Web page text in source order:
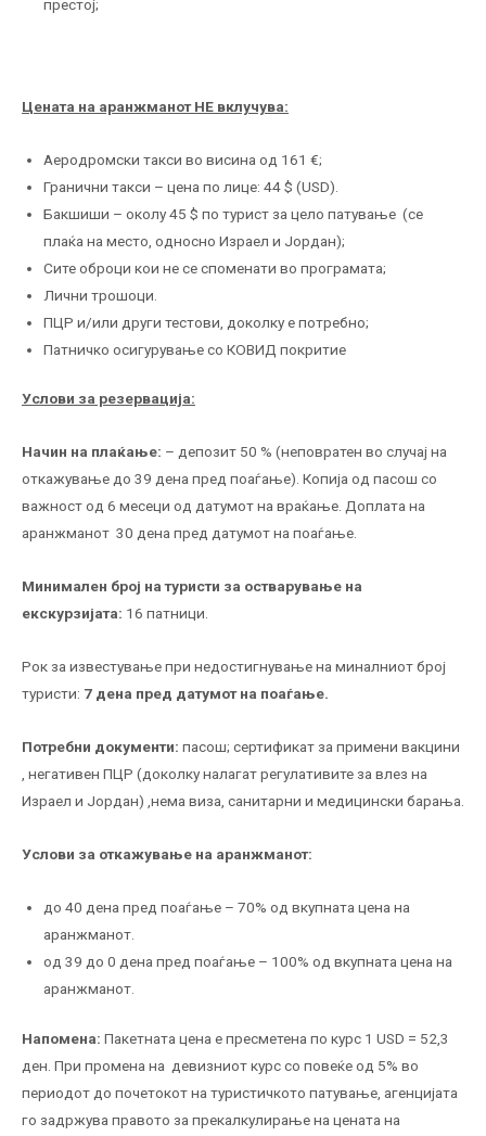
престој;
Цената на аранжманот НЕ вклучува:
Аеродромски такси во висина од 161 €;
Гранични такси – цена по лице: 44 $ (USD).
Бакшиши – околу 45 $ по турист за цело патување (се
плаќа на место, односно Израел и Јордан);
Сите оброци кои не се споменати во програмата;
Лични трошоци.
ПЦР и/или други тестови, доколку е потребно;
Патничко осигурување со КОВИД покритие
Услови за резервација:
Начин на плаќање: – депозит 50 % (неповратен во случај на
откажување до 39 дена пред поаѓање). Копија од пасош со
важност од 6 месеци од датумот на враќање. Доплата на
аранжманот 30 дена пред датумот на поаѓање.
Минимален број на туристи за остварување на
екскурзијата: 16 патници.
Рок за известување при недостигнување на миналниот број
туристи: 7 дена пред датумот на поаѓање.
Потребни документи: пасош; сертификат за примени вакцини
, негативен ПЦР (доколку налагат регулативите за влез на
Израел и Јордан) ,нема виза, санитарни и медицински барања.
Услови за откажување на аранжманот:
до 40 дена пред поаѓање – 70% од вкупната цена на
аранжманот.
од 39 до 0 дена пред поаѓање – 100% од вкупната цена на
аранжманот.
Напомена: Пакетната цена е пресметена по курс 1 USD = 52,3
ден. При промена на девизниот курс со повеќе од 5% во
периодот до почетокот на туристичкото патување, агенцијата
го задржува правото за прекалкулирање на цената на